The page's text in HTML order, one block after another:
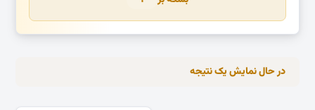
در حال نمایش یک نتیجه